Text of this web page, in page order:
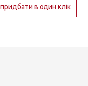
придбати в один клік